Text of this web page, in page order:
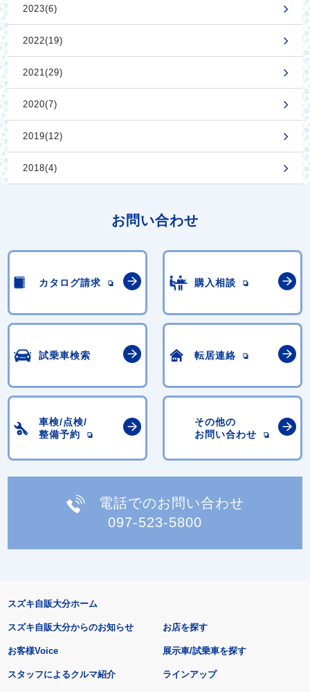
2023(6)
2022(19)
2021(29)
2020(7)
2019(12)
2018(4)
お問い合わせ
カタログ請求 購入相談
試乗車検索 転居連絡
車検/点検/
整備予約
その他の
お問い合わせ
電話でのお問い合わせ
097-523-5800
スズキ自販大分ホーム
スズキ自販大分からのお知らせ
お客様Voice
スタッフによるクルマ紹介
お店を探す
展示車/試乗車を探す
ラインアップ